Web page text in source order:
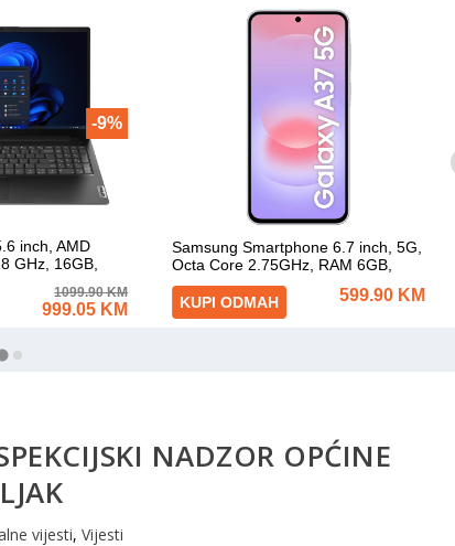
NADZOR OPĆINE
vijesti, Vijesti